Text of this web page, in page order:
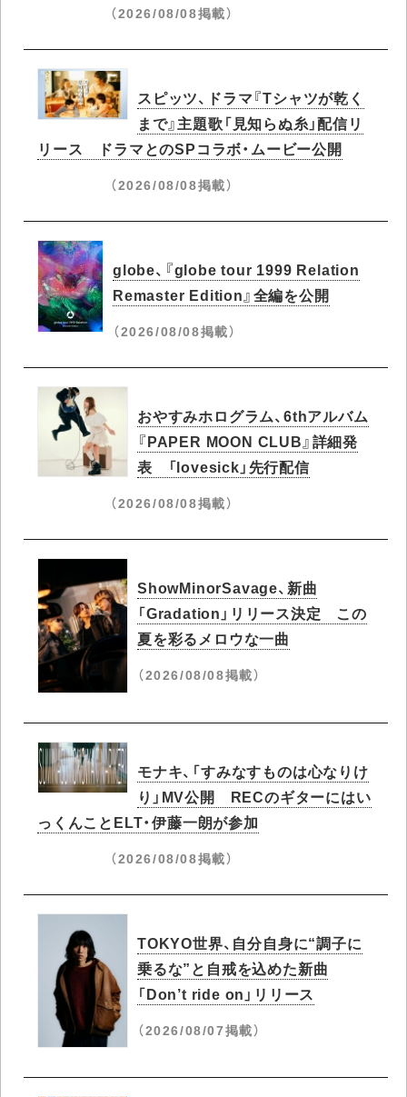
（2026/08/08掲載）
スピッツ、ドラマ『Tシャツが乾く
まで』主題歌「見知らぬ糸」配信リ
リース ドラマとのSPコラボ・ムービー公開
（2026/08/08掲載）
globe、『globe tour 1999 Relation
Remaster Edition』全編を公開
（2026/08/08掲載）
おやすみホログラム、6thアルバム
『PAPER MOON CLUB』詳細発
表 「lovesick」先行配信
（2026/08/08掲載）
ShowMinorSavage、新曲
「Gradation」リリース決定 この
夏を彩るメロウな一曲
（2026/08/08掲載）
モナキ、「すみなすものは心なりけ
り」MV公開 RECのギターにはい
っくんことELT・伊藤一朗が参加
（2026/08/08掲載）
TOKYO世界、自分自身に“調子に
乗るな”と自戒を込めた新曲
「Don’t ride on」リリース
（2026/08/07掲載）